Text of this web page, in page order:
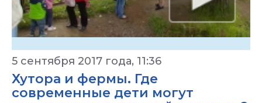
5 сентября 2017 года, 11:36
Хутора и фермы. Где
современные дети могут